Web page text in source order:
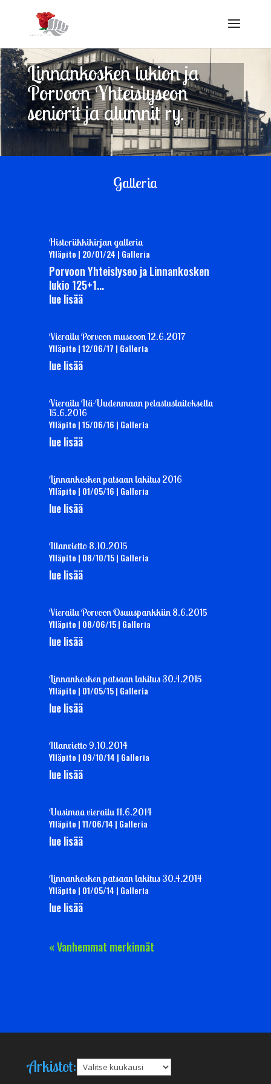
Linnankosken lukion ja
Porvoon Yhteislyseon
seniorit ja alumnit ry.
Galleria
Historiikkikirjan galleria
Ylläpito | 20/01/24 | Galleria
Porvoon Yhteislyseo ja Linnankosken
lukio 125+1...
lue lisää
Vierailu Porvoon museoon 12.6.2017
Ylläpito |12/06/17 | Galleria
lue lisää
Vierailu Itä-Uudenmaan pelastuslaitoksella
15.6.2016
Ylläpito |15/06/16 | Galleria
lue lisää
Linnankosken patsaan lakitus 2016
Ylläpito | 01/05/16 | Galleria
lue lisää
Illanvietto 8.10.2015
Ylläpito | 08/10/15| Galleria
lue lisää
Vierailu Porvoon Osuuspankkiin 8.6.2015
Ylläpito | 08/06/15| Galleria
lue lisää
Linnankosken patsaan lakitus 30.4.2015
Ylläpito | 01/05/15| Galleria
lue lisää
Illanvietto 9.10.2014
Ylläpito | 09/10/14 | Galleria
lue lisää
Uusimaa vierailu 11.6.2014
Ylläpito |11/06/14 | Galleria
lue lisää
Linnankosken patsaan lakitus 30.4.2014
Ylläpito | 01/05/14 | Galleria
lue lisää
« Vanhemmat merkinnät
Arkistot:
r